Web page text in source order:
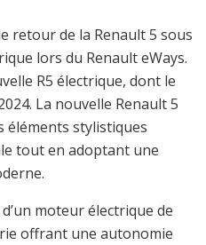
retour de la Renault 5 sous
lors du Renault eWays.
R5 électrique, dont le
La nouvelle Renault 5
éléments stylistiques
tout en adoptant une
moteur électrique de
offrant une autonomie